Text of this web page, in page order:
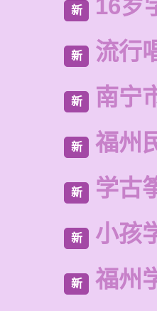
新 16岁
新 流行
新 南宁
新 福州
新 学古
新 小孩
新 福州